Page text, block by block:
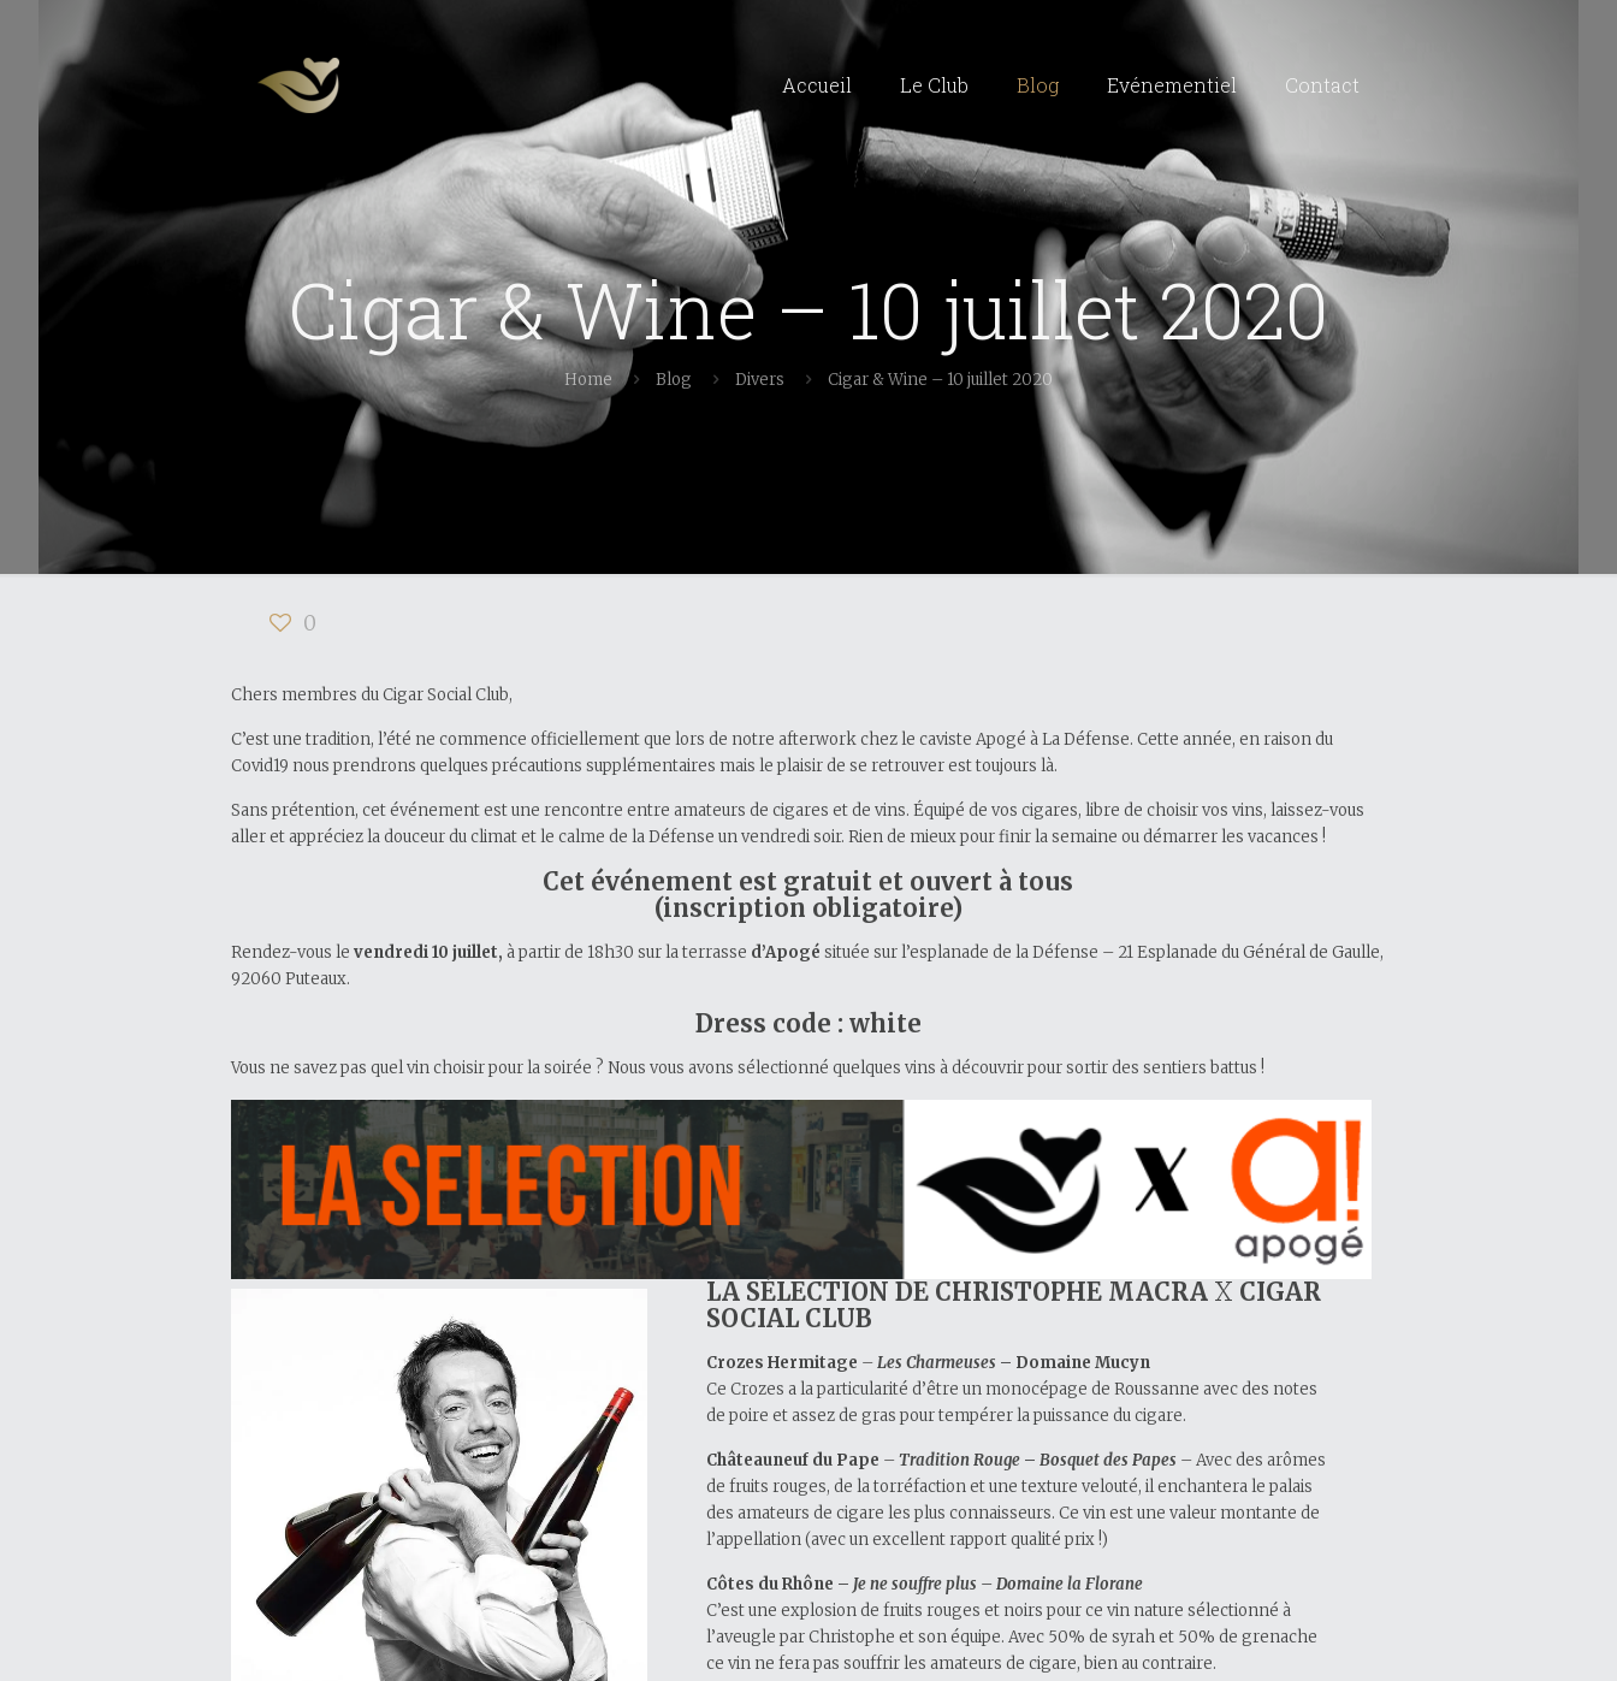
Accueil Le Club Blog Evénementiel Contact
Cigar & Wine – 10 juillet 2020
Home Blog Divers Cigar & Wine – 10 juillet 2020
0
Chers membres du Cigar Social Club,
C’est une tradition, l’été ne commence officiellement que lors de notre afterwork chez le caviste Apogé à La Défense. Cette année, en raison du
Covid19 nous prendrons quelques précautions supplémentaires mais le plaisir de se retrouver est toujours là.
Sans prétention, cet événement est une rencontre entre amateurs de cigares et de vins. Équipé de vos cigares, libre de choisir vos vins, laissez-vous
aller et appréciez la douceur du climat et le calme de la Défense un vendredi soir. Rien de mieux pour finir la semaine ou démarrer les vacances !
Cet événement est gratuit et ouvert à tous
(inscription obligatoire)
Rendez-vous le vendredi 10 juillet, à partir de 18h30 sur la terrasse d’Apogé située sur l’esplanade de la Défense – 21 Esplanade du Général de Gaulle,
92060 Puteaux.
Dress code : white
Vous ne savez pas quel vin choisir pour la soirée ? Nous vous avons sélectionné quelques vins à découvrir pour sortir des sentiers battus !
LA SÉLECTION DE CHRISTOPHE MACRAX CIGAR
SOCIAL CLUB
Crozes Hermitage –Les Charmeuses – Domaine Mucyn
Ce Crozes a la particularité d’être un monocépage de Roussanne avec des notes
de poire et assez de gras pour tempérer la puissance du cigare.
Châteauneuf du Pape –Tradition Rouge– Bosquet des Papes – Avec des arômes
de fruits rouges, de la torréfaction et une texture velouté, il enchantera le palais
des amateurs de cigare les plus connaisseurs. Ce vin est une valeur montante de
l’appellation (avec un excellent rapport qualité prix !)
Côtes du Rhône – Je ne souffre plus – Domaine la Florane
C’est une explosion de fruits rouges et noirs pour ce vin nature sélectionné à
l’aveugle par Christophe et son équipe. Avec 50% de syrah et 50% de grenache
ce vin ne fera pas souffrir les amateurs de cigare, bien au contraire.